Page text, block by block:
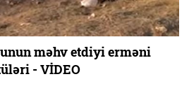
məhv etdiyi erməni
- VİDEO